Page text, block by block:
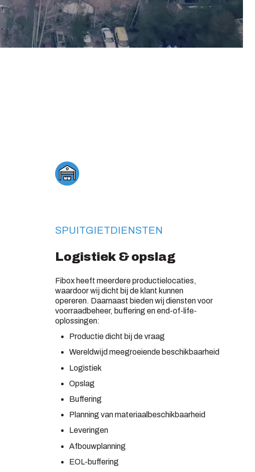
SPUITGIETDIENSTEN
Logistiek & opslag
Fibox heeft meerdere productielocaties,
waardoor wij dicht bij de klant kunnen
opereren. Daarnaast bieden wij diensten voor
voorraadbeheer, buffering en end-of-life-
oplossingen:
Productie dicht bij de vraag
Wereldwijd meegroeiende beschikbaarheid
Logistiek
Opslag
Buffering
Planning van materiaalbeschikbaarheid
Leveringen
Afbouwplanning
EOL-buffering